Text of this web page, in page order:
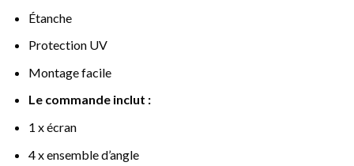
Étanche
Protection UV
Montage facile
Le commande inclut :
1 x écran
4 x ensemble d’angle